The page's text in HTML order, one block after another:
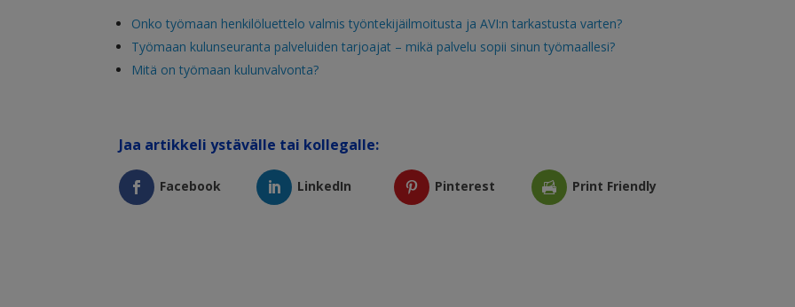
Onko työmaan henkilöluettelo valmis työntekijäilmoitusta ja AVI:n tarkastusta varten?
Työmaan kulunseuranta palveluiden tarjoajat – mikä palvelu sopii sinun työmaallesi?
Mitä on työmaan kulunvalvonta?
Jaa artikkeli ystävälle tai kollegalle:
Facebook LinkedIn Pinterest Print Friendly